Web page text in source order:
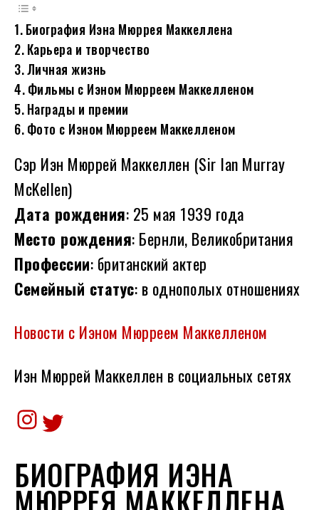
Биография Иэна Мюррея Маккеллена
Карьера и творчество
Личная жизнь
Фильмы с Иэном Мюрреем Маккелленом
Награды и премии
Фото с Иэном Мюрреем Маккелленом
Сэр Иэн Мюррей Маккеллен (Sir Ian Murray
McKellen)
Дата рождения: 25 мая 1939 года
Место рождения: Бернли, Великобритания
Профессии: британский актер
Семейный статус: в однополых отношениях
Новости с Иэном Мюрреем Маккелленом
Иэн Мюррей Маккеллен в социальных сетях
Instagram Twitter
БИОГРАФИЯ ИЭНА